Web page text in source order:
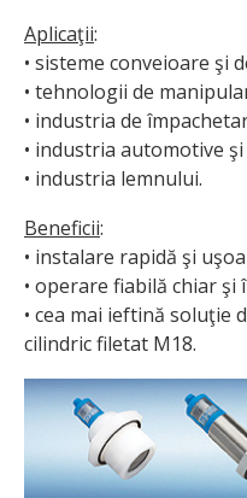
Aplicaţii:
• sisteme conveioare şi
• tehnologii de
• industria de
• industria automotive
• industria lemnului.
Beneficii:
• instalare rapidă şi
• operare fiabilă chiar şi
• cea mai ieftină soluţie
cilindric filetat M18.